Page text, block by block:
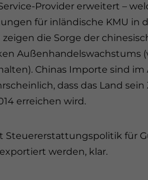
Provider erweitert –
für inländische KMU in
die Sorge der
Außenhandelswachstums
Chinas Importe sind
dass das Land
erreichen wird.
Steuererstattungspolitik für
werden, klar.
- case sensitive